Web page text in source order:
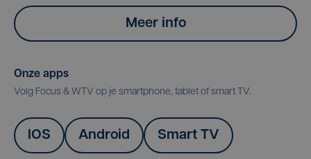
Meer info
Onze apps
Volg Focus & WTV op je smartphone, tablet of smart TV.
IOS Android Smart TV